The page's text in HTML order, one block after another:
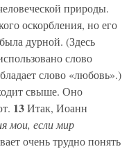
природы.
оскорбления, но его
дурной. (Здесь
слово
слово «любовь».)
свыше. Оно
13Итак, Иоанн
мои, если мир
очень трудно понять